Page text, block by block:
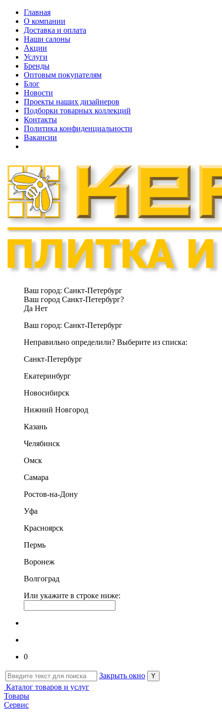
Главная
О компании
Доставка и оплата
Наши cалоны
Акции
Услуги
Бренды
Оптовым покупателям
Блог
Новости
Проекты наших дизайнеров
Подборки товарных коллекций
Контакты
Политика конфиденциальности
Вакансии
Ваш город: Санкт-Петербург
Ваш город Санкт-Петербург?
Да Нет
Ваш город: Санкт-Петербург
Неправильно определили? Выберите из списка:
Санкт-Петербург
Екатеринбург
Новосибирск
Нижний Новгород
Казань
Челябинск
Омск
Самара
Ростов-на-Дону
Уфа
Красноярск
Пермь
Воронеж
Волгоград
Или укажите в строке ниже:
0
Закрыть окно
Каталог товаров и услуг
Товары
Сервис